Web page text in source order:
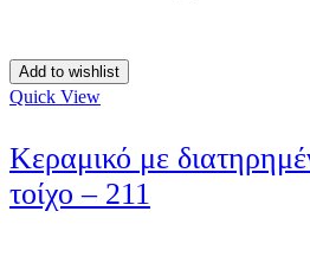
Add to wishlist
Quick View
Κεραμικό με
τοίχο – 211